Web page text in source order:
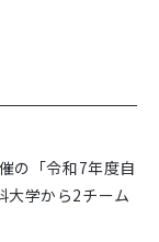
の「令和7年度自
大学から2チーム